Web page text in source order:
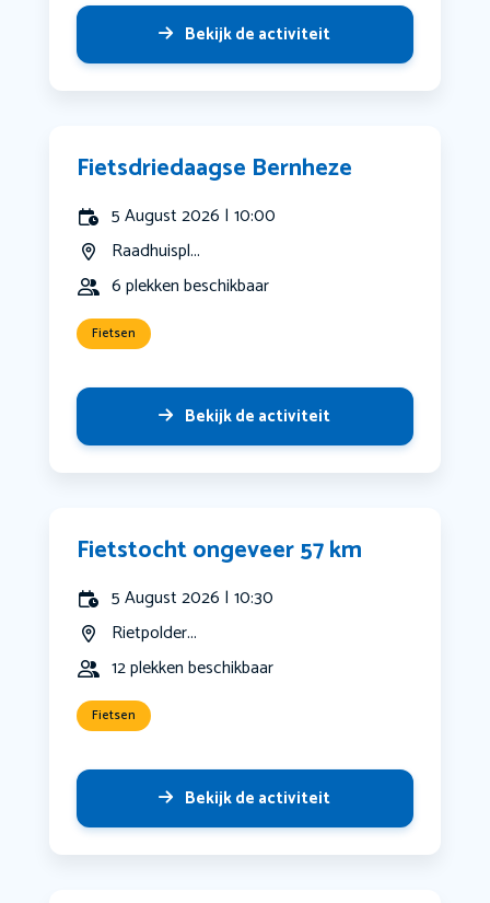
Bekijk de activiteit
Fietsdriedaagse Bernheze
5 August 2026 | 10:00
Raadhuispl...
6 plekken beschikbaar
Fietsen
Bekijk de activiteit
Fietstocht ongeveer 57 km
5 August 2026 | 10:30
Rietpolder...
12 plekken beschikbaar
Fietsen
Bekijk de activiteit